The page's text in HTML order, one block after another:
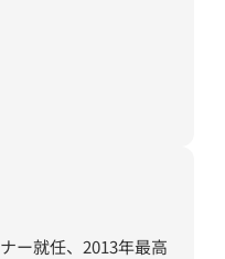
ー就任、2013年最高